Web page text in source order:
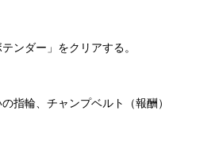
ンダー」をクリアする。
指輪、チャンプベルト（報酬）